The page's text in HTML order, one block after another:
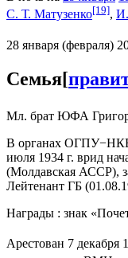
С. Т. Матузенко[19],
28 января (февраля)
Семья[
Мл. брат ЮФА
В органах
июля 1934 г. врид
(Молдавская АССР),
Лейтенант ГБ
Награды : знак
Арестован 7